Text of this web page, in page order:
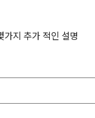
가지 추가 적인 설명